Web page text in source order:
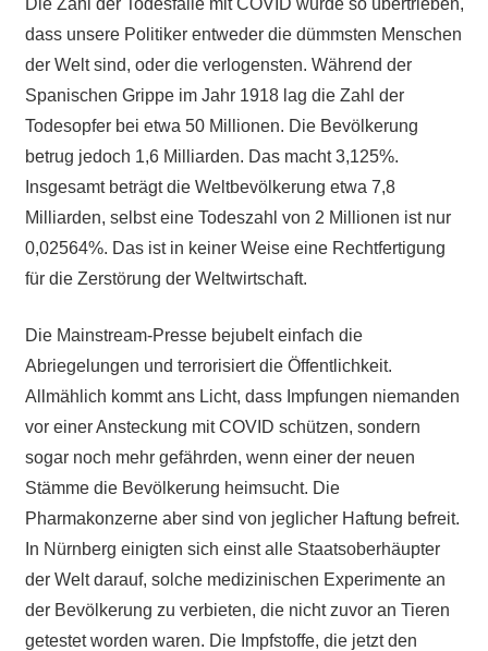
dass unsere Politiker entweder die dümmsten Menschen
der Welt sind, oder die verlogensten. Während der
Spanischen Grippe im Jahr 1918 lag die Zahl der
Todesopfer bei etwa 50 Millionen. Die Bevölkerung
betrug jedoch 1,6 Milliarden. Das macht 3,125%.
Insgesamt beträgt die Weltbevölkerung etwa 7,8
Milliarden, selbst eine Todeszahl von 2 Millionen ist nur
0,02564%. Das ist in keiner Weise eine Rechtfertigung
für die Zerstörung der Weltwirtschaft.
Die Mainstream-Presse bejubelt einfach die
Abriegelungen und terrorisiert die Öffentlichkeit.
Allmählich kommt ans Licht, dass Impfungen niemanden
vor einer Ansteckung mit COVID schützen, sondern
sogar noch mehr gefährden, wenn einer der neuen
Stämme die Bevölkerung heimsucht. Die
Pharmakonzerne aber sind von jeglicher Haftung befreit.
In Nürnberg einigten sich einst alle Staatsoberhäupter
der Welt darauf, solche medizinischen Experimente an
der Bevölkerung zu verbieten, die nicht zuvor an Tieren
getestet worden waren. Die Impfstoffe, die jetzt den